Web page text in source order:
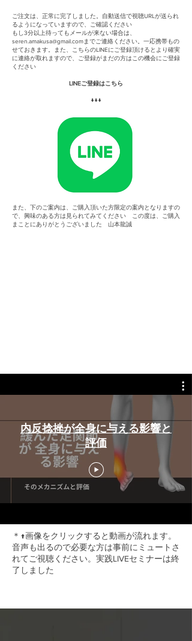
ご注文は、正常に完了しました。自動送信で視聴URLが送られ
るようになっていますので、ご確認ください
もし3分以上待ってもメールが来ない場合は、
seren.amakusa@gmail.comまでご連絡ください。一応携帯もの
せておきます。また、こちらのLINEにご登録頂けるとより確実
に連絡が取れますので、ご登録がまだの方はこの機会にご登録
ください
LINEご登録はこちら
↓↓↓
また、下のご案内は、ご購入頂いた方限定の案内となりますの
で、興味のある方は見られてみてください この度は、ご購入
まことにありがとうございました 山本龍誠
内反捻挫が全身に与える影響と
評価
＊↑画像をクリックすると動画が流れます。
音声も出るので必要な方は事前にミュートさ
れてご視聴ください。実践LIVEセミナーは終
了しました